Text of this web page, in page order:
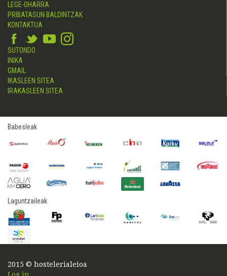
LEGE-OHARRA
PRIBATASUN BALDINTZAK
KONTAKTUA
SUTONDO
INIKA
GMAIL
IKASLEEN SITEA
IRAKASLEEN SITEA
Babesleak
Laguntzaileak
2015 © hostelerialeioa